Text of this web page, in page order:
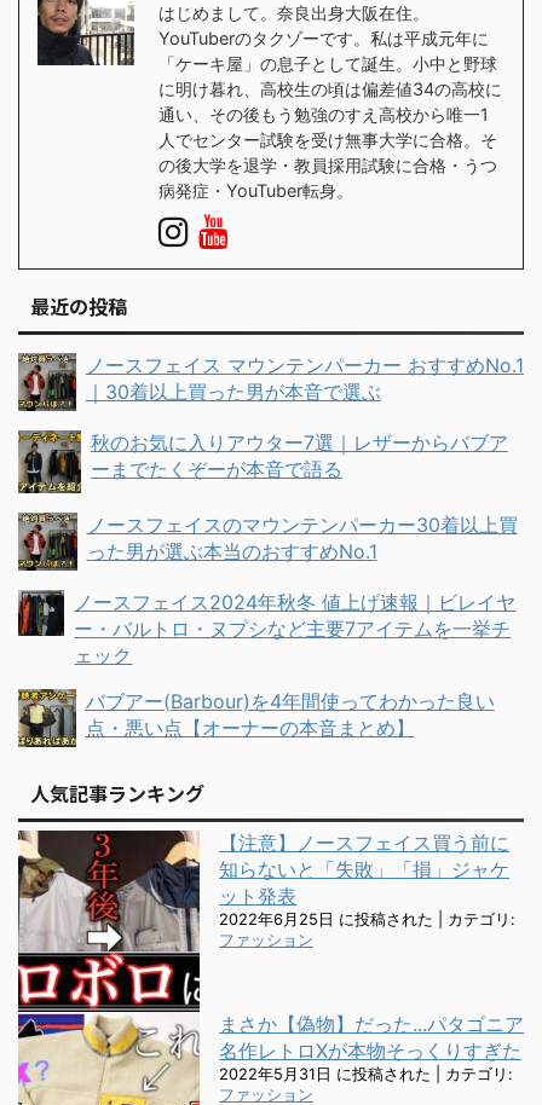
はじめまして。奈良出身大阪在住。
YouTuberのタクゾーです。私は平成元年に
「ケーキ屋」の息子として誕生。小中と野球
に明け暮れ、高校生の頃は偏差値34の高校に
通い、その後もう勉強のすえ高校から唯一1
人でセンター試験を受け無事大学に合格。そ
の後大学を退学・教員採用試験に合格・うつ
病発症・YouTuber転身。
最近の投稿
ノースフェイス マウンテンパーカー おすすめNo.1
｜30着以上買った男が本音で選ぶ
秋のお気に入りアウター7選｜レザーからバブア
ーまでたくぞーが本音で語る
ノースフェイスのマウンテンパーカー30着以上買
った男が選ぶ本当のおすすめNo.1
ノースフェイス2024年秋冬 値上げ速報｜ビレイヤ
ー・バルトロ・ヌプシなど主要7アイテムを一挙チ
ェック
バブアー(Barbour)を4年間使ってわかった良い
点・悪い点【オーナーの本音まとめ】
人気記事ランキング
【注意】ノースフェイス買う前に
知らないと「失敗」「損」ジャケ
ット発表
2022年6月25日 に投稿された
カテゴリ:
ファッション
まさか【偽物】だった...パタゴニア
名作レトロXが本物そっくりすぎた
2022年5月31日 に投稿された
カテゴリ:
ファッション